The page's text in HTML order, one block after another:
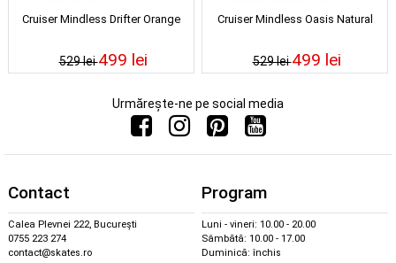
Cruiser Mindless Drifter Orange
529 lei499 lei
Cruiser Mindless Oasis Natural
529 lei499 lei
Urmărește-ne pe social media
Contact
Calea Plevnei 222, București
0755 223 274
contact@skates.ro
Program
Luni - vineri: 10.00 - 20.00
Sâmbătă: 10.00 - 17.00
Duminică: închis